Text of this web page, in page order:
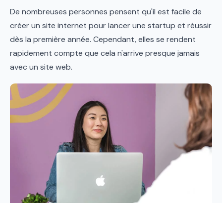
De nombreuses personnes pensent qu'il est facile de
créer un site internet pour lancer une startup et réussir
dès la première année. Cependant, elles se rendent
rapidement compte que cela n'arrive presque jamais
avec un site web.